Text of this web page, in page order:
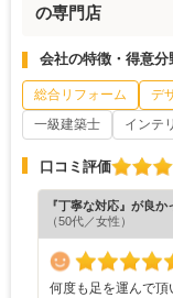
の専門店
会社の特徴・得意分
総合リフォーム デ
一級建築士
インテ
口コミ評価
『丁寧な対応』が良か
（50代／女性）
何度も足を運んで